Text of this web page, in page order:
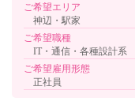
ご希望エリア
神辺・駅家
ご希望職種
IT・通信・各種設計系
ご希望雇用形態
正社員